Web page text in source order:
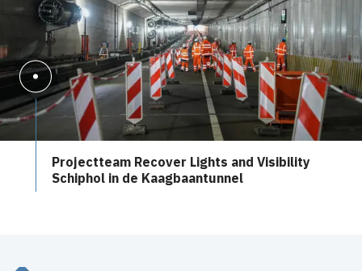
Projectteam Recover Lights and Visibility
Schiphol in de Kaagbaantunnel